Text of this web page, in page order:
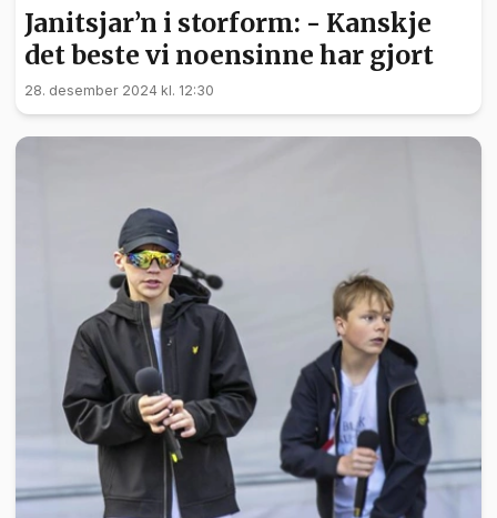
Janitsjar’n i storform: - Kanskje
det beste vi noensinne har gjort
28. desember 2024 kl. 12:30